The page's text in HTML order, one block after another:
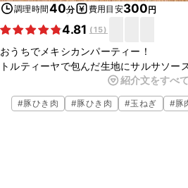
調理時間40分 費用目安300円
4.81 (15)
おうちでメキシカンパーティー！
トルティーヤで包んだ生地にサルサソー
さって、とっても美味しい料理に！
みんなで取り分けてワイワイ楽しみませ
ホームパーティにも、ちょっと豪華な晩
紹介文をすべ
#豚ひき肉 #豚ひき肉 #玉ねぎ #豚